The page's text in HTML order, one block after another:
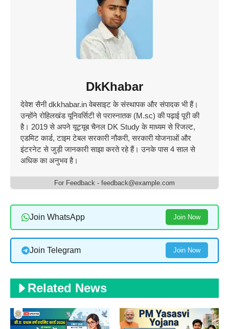
DkKhabar
देवेश सैनी dkkhabar.in वेबसाइट के संस्थापक और संपादक भी हैं।
उन्होंने रोहिलखंड यूनिवर्सिटी से परास्नातक (M.sc) की पढ़ाई पूरी की
है। 2019 से अपने यूट्यूब चैनल DK Study के माध्यम से रिजल्ट,
एडमिट कार्ड, टाइम टेबल सरकारी नौकरी, सरकारी योजनाओं और
इंटरनेट से जुड़ी जानकारी साझा करते रहे हैं। उनके पास 4 साल से
अधिक का अनुभव है।
For Feedback - feedback@example.com
Join WhatsApp Join Now
Join Telegram Join Now
Related News